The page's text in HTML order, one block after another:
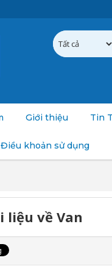
Giới thiệu Tin
Điều khoản sử dụng
liệu về Van